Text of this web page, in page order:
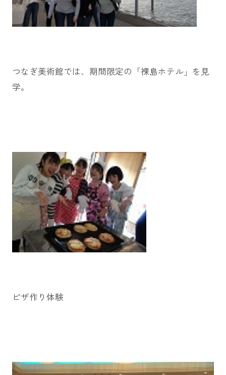
つなぎ美術館では、期間限定の「裸島ホテル」を見
学。
ピザ作り体験